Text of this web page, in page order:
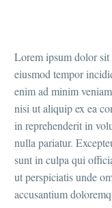
Lorem ipsum dolor sit
eiusmod tempor
enim ad minim
nisi ut aliquip ex ea
in reprehenderit in
nulla pariatur.
sunt in culpa qui
ut perspiciatis unde
accusantium